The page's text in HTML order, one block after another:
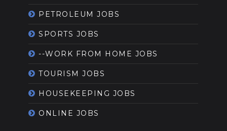
PETROLEUM JOBS
SPORTS JOBS
--WORK FROM HOME JOBS
TOURISM JOBS
HOUSEKEEPING JOBS
ONLINE JOBS